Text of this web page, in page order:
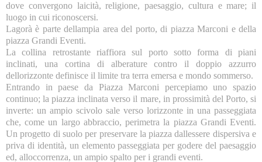
dove convergono laicità, religione, paesaggio, cultura e mare; il
luogo in cui riconoscersi.
Lagorà è parte dellampia area del porto, di piazza Marconi e della
piazza Grandi Eventi.
La collina retrostante riaffiora sul porto sotto forma di piani
inclinati, una cortina di alberature contro il doppio azzurro
dellorizzonte definisce il limite tra terra emersa e mondo sommerso.
Entrando in paese da Piazza Marconi percepiamo uno spazio
continuo; la piazza inclinata verso il mare, in prossimità del Porto, si
inverte: un ampio scivolo sale verso lorizzonte in una passeggiata
che, come un largo abbraccio, perimetra la piazza Grandi Eventi.
Un progetto di suolo per preservare la piazza dallessere dispersiva e
priva di identità, un elemento passeggiata per godere del paesaggio
ed, alloccorrenza, un ampio spalto per i grandi eventi.